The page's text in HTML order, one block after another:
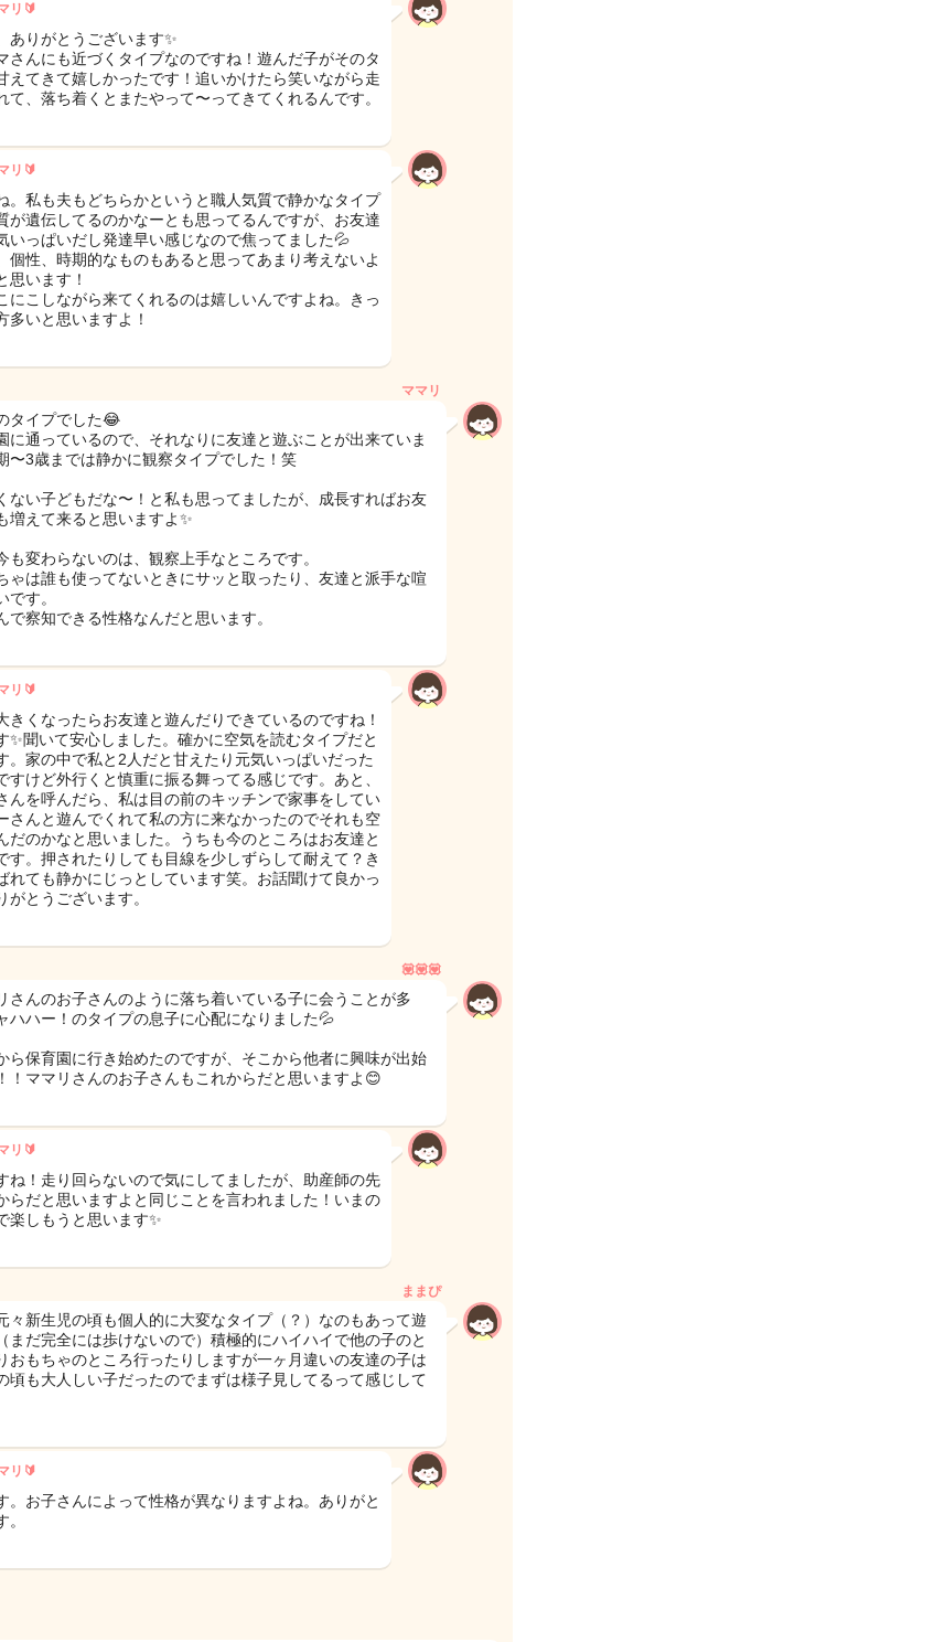
リ🔰
ありがとうございます✨
さんにも近づくタイプなのですね！遊んだ子がそのタ
えてきて嬉しかったです！追いかけたら笑いながら走
て、落ち着くとまたやって〜ってきてくれるんです。
リ🔰
。私も夫もどちらかというと職人気質で静かなタイプ
が遺伝してるのかなーとも思ってるんですが、お友達
いっぱいだし発達早い感じなので焦ってました💦
個性、時期的なものもあると思ってあまり考えないよ
思います！
にこしながら来てくれるのは嬉しいんですよね。きっ
多いと思いますよ！
ママリ
タイプでした😂
に通っているので、それなりに友達と遊ぶことが出来ていま
〜3歳までは静かに観察タイプでした！笑
ない子どもだな〜！と私も思ってましたが、成長すればお友
増えて来ると思いますよ✨
も変わらないのは、観察上手なところです。
ゃは誰も使ってないときにサッと取ったり、友達と派手な喧
です。
で察知できる性格なんだと思います。
リ🔰
きくなったらお友達と遊んだりできているのですね！
✨聞いて安心しました。確かに空気を読むタイプだと
。家の中で私と2人だと甘えたり元気いっぱいだった
すけど外行くと慎重に振る舞ってる感じです。あと、
んを呼んだら、私は目の前のキッチンで家事をしてい
さんと遊んでくれて私の方に来なかったのでそれも空
だのかなと思いました。うちも今のところはお友達と
す。押されたりしても目線を少しずらして耐えて？き
れても静かにじっとしています笑。お話聞けて良かっ
がとうございます。
💟💟💟
さんのお子さんのように落ち着いている子に会うことが多
ハハー！のタイプの息子に心配になりました💦
ら保育園に行き始めたのですが、そこから他者に興味が出始
！ママリさんのお子さんもこれからだと思いますよ😊
リ🔰
ね！走り回らないので気にしてましたが、助産師の先
らだと思いますよと同じことを言われました！いまの
楽しもうと思います✨
ままぴ
々新生児の頃も個人的に大変なタイプ（？）なのもあって遊
まだ完全には歩けないので）積極的にハイハイで他の子のと
おもちゃのところ行ったりしますが一ヶ月違いの友達の子は
頃も大人しい子だったのでまずは様子見してるって感じして
リ🔰
。お子さんによって性格が異なりますよね。ありがと